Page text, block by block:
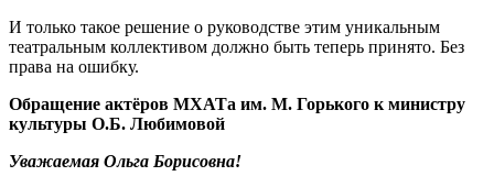
И только такое решение о руководстве этим уникальным
театральным коллективом должно быть теперь принято. Без
права на ошибку.
Обращение актёров МХАТа им. М. Горького к министру
культуры О.Б. Любимовой
Уважаемая Ольга Борисовна!